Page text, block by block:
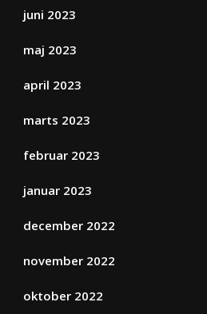
juni 2023
maj 2023
april 2023
marts 2023
februar 2023
januar 2023
december 2022
november 2022
oktober 2022